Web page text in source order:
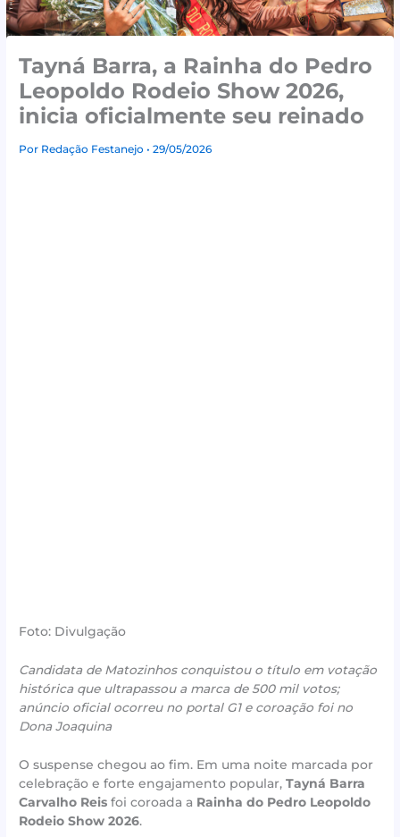
Tayná Barra, a Rainha do Pedro
Leopoldo Rodeio Show 2026,
inicia oficialmente seu reinado
Por Redação Festanejo• 29/05/2026
Foto: Divulgação
Candidata de Matozinhos conquistou o título em votação
histórica que ultrapassou a marca de 500 mil votos;
anúncio oficial ocorreu no portal G1 e coroação foi no
Dona Joaquina
O suspense chegou ao fim. Em uma noite marcada por
celebração e forte engajamento popular,Tayná Barra
Carvalho Reis foi coroada a Rainha do Pedro Leopoldo
Rodeio Show 2026.